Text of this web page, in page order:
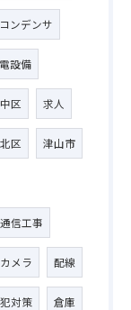
コンデンサ
設備
区 求人
区 津山市
信工事
メラ 配線
対策 倉庫